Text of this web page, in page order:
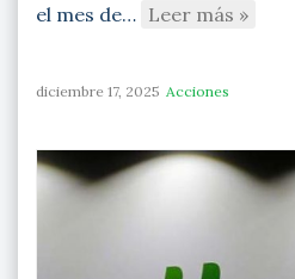
el mes de… Leer más »
diciembre 17, 2025 Acciones